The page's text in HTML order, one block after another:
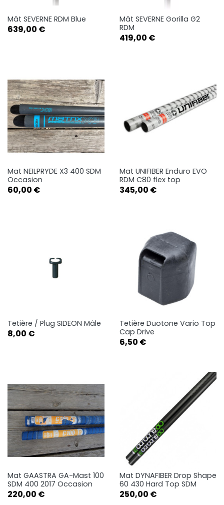
Mât SEVERNE RDM Blue
Prix
639,00 €
Mât SEVERNE Gorilla G2
RDM
Prix
419,00 €
Mat NEILPRYDE X3 400 SDM
Occasion
Prix
60,00 €
Mat UNIFIBER Enduro EVO
RDM C80 flex top
Prix
345,00 €
Tetière / Plug SIDEON Mâle
Prix
8,00 €
Tetière Duotone Vario Top
Cap Drive
Prix
6,50 €
Mat GAASTRA GA-Mast 100
SDM 400 2017 Occasion
Prix
220,00 €
Mat DYNAFIBER Drop Shape
60 430 Hard Top SDM
Prix
250,00 €